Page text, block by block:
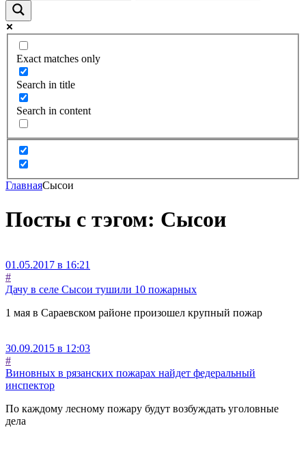
Exact matches only
Search in title
Search in content
ГлавнаяСысои
Посты с тэгом: Сысои
01.05.2017 в 16:21
#
Дачу в селе Сысои тушили 10 пожарных
1 мая в Сараевском районе произошел крупный пожар
30.09.2015 в 12:03
#
Виновных в рязанских пожарах найдет федеральный
инспектор
По каждому лесному пожару будут возбуждать уголовные
дела